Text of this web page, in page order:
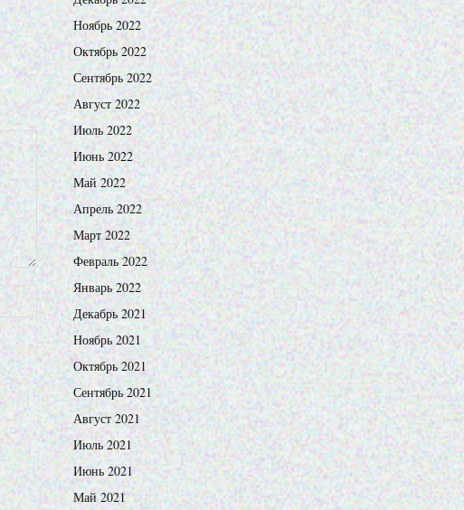
Ноябрь 2022
Октябрь 2022
Сентябрь 2022
Август 2022
Июль 2022
Июнь 2022
Май 2022
Апрель 2022
Март 2022
Февраль 2022
Январь 2022
Декабрь 2021
Ноябрь 2021
Октябрь 2021
Сентябрь 2021
Август 2021
Июль 2021
Июнь 2021
Май 2021